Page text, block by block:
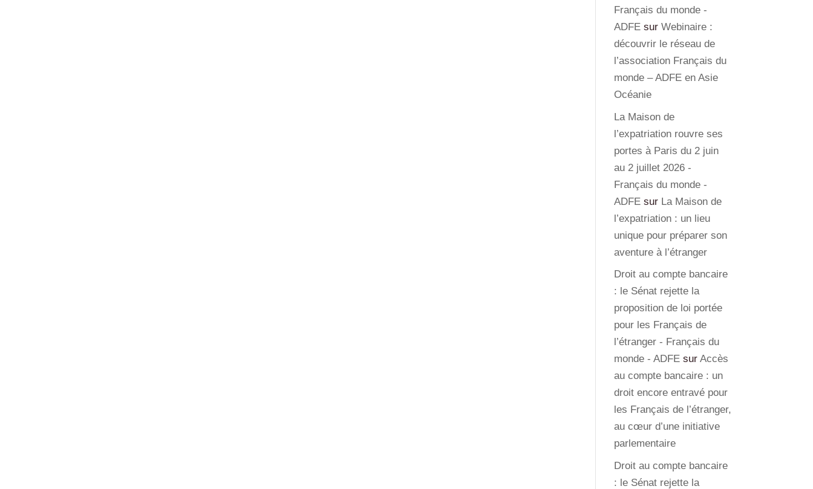
Français du monde -
ADFE surWebinaire :
découvrir le réseau de
l’association Français du
monde – ADFE en Asie
Océanie
La Maison de
l’expatriation rouvre ses
portes à Paris du 2 juin
au 2 juillet 2026 -
Français du monde -
ADFE sur La Maison de
l’expatriation : un lieu
unique pour préparer son
aventure à l’étranger
Droit au compte bancaire
: le Sénat rejette la
proposition de loi portée
pour les Français de
l’étranger - Français du
monde - ADFE surAccès
au compte bancaire : un
droit encore entravé pour
les Français de l’étranger,
au cœur d’une initiative
parlementaire
Droit au compte bancaire
: le Sénat rejette la